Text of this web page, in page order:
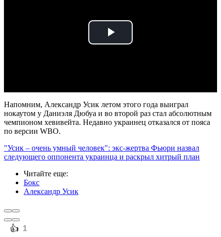
Play
Напомним, Александр Усик летом этого года выиграл
нокаутом у Даниэля Дюбуа и во второй раз стал абсолютным
чемпионом хевивейта. Недавно украинец отказался от пояса
по версии WBO.
"Усик – очень умный человек": экс-жертва Фьюри назвал
следующего оппонента украинца и раскрыл хитрый план
Читайте еще:
Бокс
Александр Усик
️👍 1